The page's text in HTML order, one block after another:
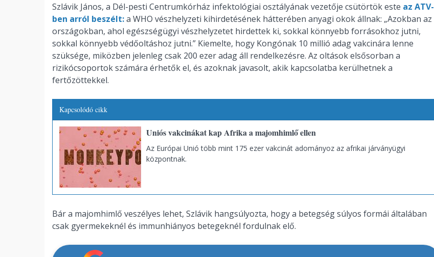
Szlávik János, a Dél-pesti Centrumkórház infektológiai osztályának vezetője csütörtök este az ATV-
ben arról beszélt:a WHO vészhelyzeti kihirdetésének hátterében anyagi okok állnak: „Azokban az
országokban, ahol egészségügyi vészhelyzetet hirdettek ki, sokkal könnyebb forrásokhoz jutni,
sokkal könnyebb védőoltáshoz jutni.” Kiemelte, hogy Kongónak 10 millió adag vakcinára lenne
szüksége, miközben jelenleg csak 200 ezer adag áll rendelkezésre. Az oltások elsősorban a
rizikócsoportok számára érhetők el, és azoknak javasolt, akik kapcsolatba kerülhetnek a
fertőzöttekkel.
Kapcsolódó cikk
Uniós vakcinákat kap Afrika a majomhimlő ellen
Az Európai Unió több mint 175 ezer vakcinát adományoz az afrikai járványügyi
központnak.
Bár a majomhimlő veszélyes lehet, Szlávik hangsúlyozta, hogy a betegség súlyos formái általában
csak gyermekeknél és immunhiányos betegeknél fordulnak elő.